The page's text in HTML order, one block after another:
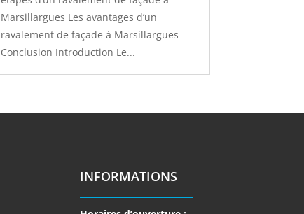
Marsillargues Les avantages d’un
ravalement de façade à Marsillargues
Conclusion Introduction Le...
INFORMATIONS